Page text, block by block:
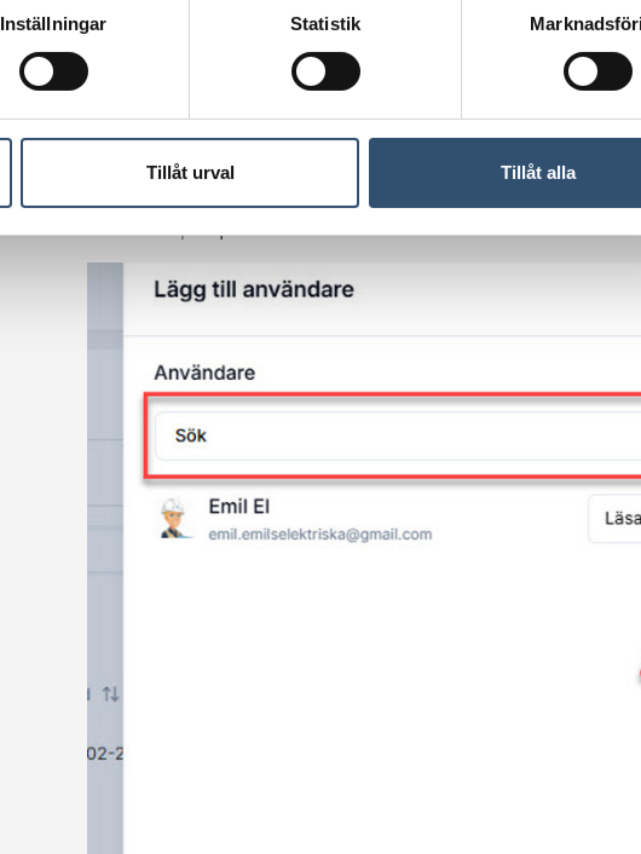
Inställningar Statistik
Tillåt urval Tillåt alla
Sök i listan på organisationens användare och välj de som